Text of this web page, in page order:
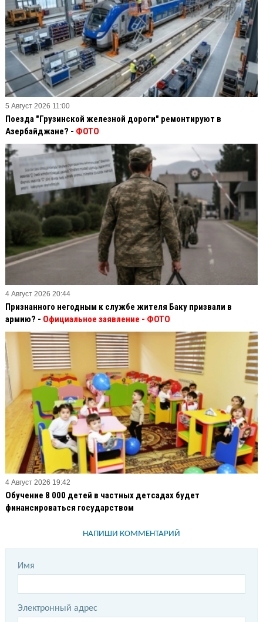
5 Август 2026 11:00
Поезда "Грузинской железной дороги" ремонтируют в
Азербайджане? - ФОТО
4 Август 2026 20:44
Признанного негодным к службе жителя Баку призвали в
армию? - Официальное заявление - ФОТО
4 Август 2026 19:42
Обучение 8 000 детей в частных детсадах будет
финансироваться государством
НАПИШИ КОММЕНТАРИЙ
Имя
Электронный адрес